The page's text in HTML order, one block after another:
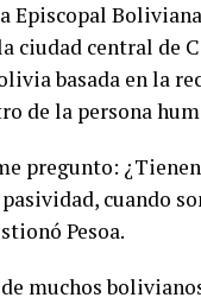
Episcopal
ciudad central de
basada en la
de la persona
pregunto:
cuando
Pesoa.
muchos